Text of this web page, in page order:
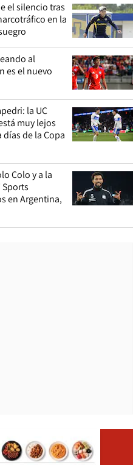
el silencio tras
en la
al
es el nuevo
la UC
muy lejos
de la Copa
Colo y a la
Sports
en Argentina,